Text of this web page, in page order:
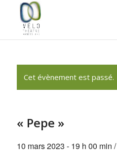
Cet évènement est passé.
« Pepe »
10 mars 2023 - 19 h 00 min /